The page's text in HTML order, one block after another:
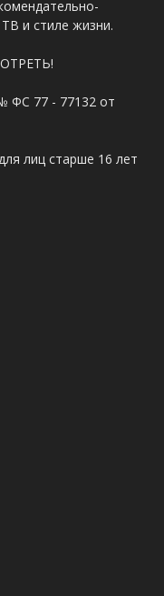
и стиле жизни.
ФС 77 - 77132 от
лиц старше 16 лет